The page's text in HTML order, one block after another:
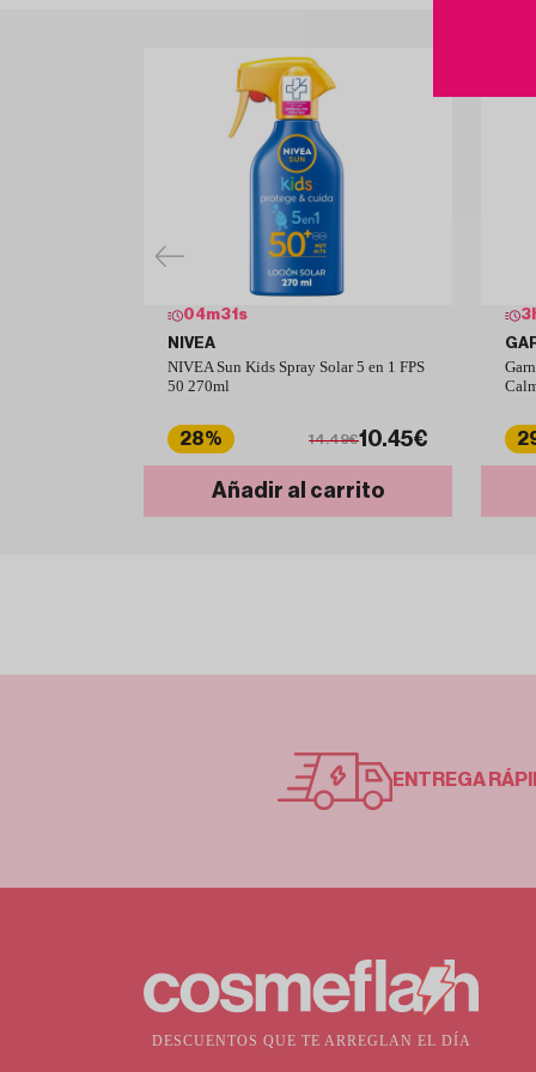
04m30s
NIVEA
NIVEA Sun Kids Spray Solar 5 en 1 FPS
50 270ml
28% 14.49€10.45€
Añadir al carrito
3
ENTREGA
DESCUENTOS QUE TE ARREGLAN EL DÍA